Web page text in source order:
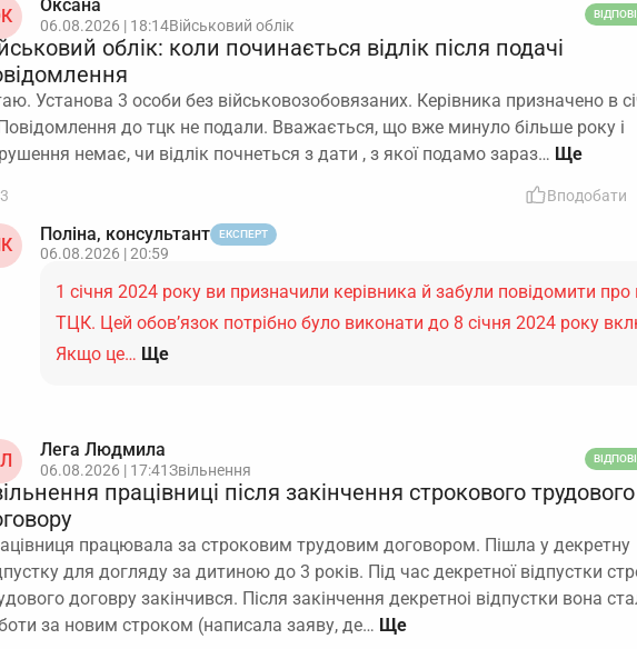
Оксана
06.08.2026 | 18:14Військовий облік
облік: коли починається відлік після подачі
Установа 3 особи без військовозобовязаних. Керівника призначено в
до тцк не подали. Вважається, що вже минуло більше року і
немає, чи відлік почнеться з дати , з якої подамо зараз…
3 Вподобати
Поліна, консультант ЕКСПЕРТ
06.08.2026 | 20:59
1 січня 2024 року ви призначили керівника й забули повідомити про
ТЦК. Цей обов’язок потрібно було виконати до 8 січня 2024 року
Якщо це… Ще
Лега Людмила
06.08.2026 | 17:41Звільнення
працівниці після закінчення строкового трудового
працювала за строковим трудовим договором. Пішла у декретну
для догляду за дитиною до 3 років. Під час декретної відпустки
договру закінчився. Після закінчення декретноі відпустки вона
за новим строком (написала заяву, де…